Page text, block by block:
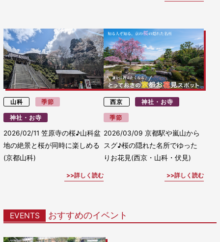
山科 季節
神社・お寺
2026/02/11笠原寺の桜♪山科盆
地の絶景と桜が同時に楽しめる
(京都山科)
詳しく読む
西京 神社・お寺
季節
2026/03/09 京都駅や嵐山から
スグ♪桜の隠れた名所でゆった
りお花見(西京・山科・伏見)
詳しく読む
EVENTS おすすめのイベント